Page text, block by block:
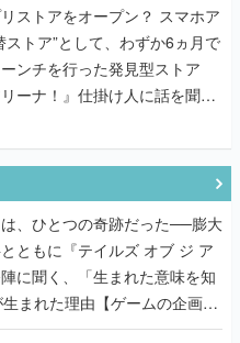
トアをオープン？ スマホア
ストア”として、わずか6ヵ月で
ンチを行った発見型ストア
リーナ！』仕掛け人に話を聞い
は、ひとつの奇跡だった──膨大
ともに『テイルズ オブ ジ ア
に聞く、「生まれた意味を知
まれた理由【ゲームの企画